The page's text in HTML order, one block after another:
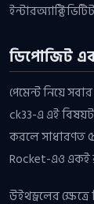
ডিপোজিট
পেমেন্ট নিয়ে
ck33-এ এই
করলে সাধারণত
Rocket-এও একই
উইথড্রলের